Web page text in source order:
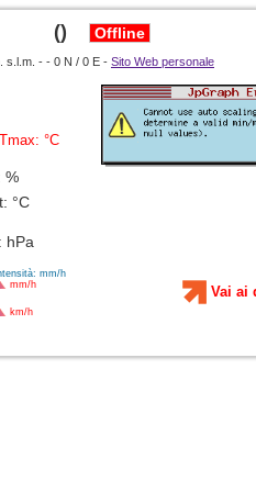
() Offline
s.l.m. - - 0 N / 0 E - Sito Web personale
Vai ai
Tmax: °C
%
°C
hPa
mm/h
mm/h
km/h